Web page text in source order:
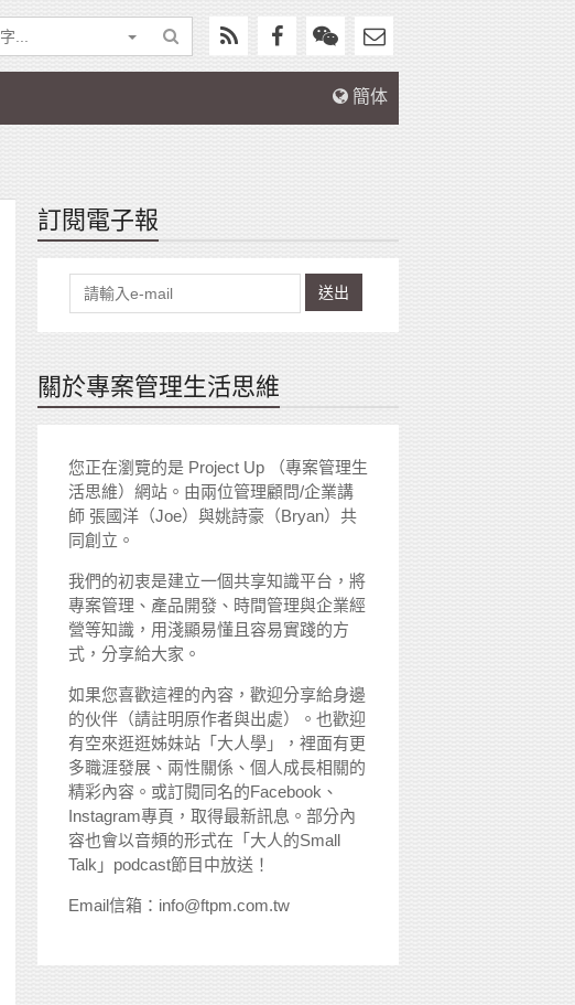
簡体
訂閱電子報
送出
關於專案管理生活思維
您正在瀏覽的是 Project Up （專案管理生
活思維）網站。由兩位管理顧問/企業講
師 張國洋（Joe）與姚詩豪（Bryan）共
同創立。
我們的初衷是建立一個共享知識平台，將
專案管理、產品開發、時間管理與企業經
營等知識，用淺顯易懂且容易實踐的方
式，分享給大家。
如果您喜歡這裡的內容，歡迎分享給身邊
的伙伴（請註明原作者與出處）。也歡迎
有空來逛逛姊妹站「大人學」，裡面有更
多職涯發展、兩性關係、個人成長相關的
精彩內容。或訂閱同名的Facebook、
Instagram專頁，取得最新訊息。部分內
容也會以音頻的形式在「大人的Small
Talk」podcast節目中放送！
Email信箱：info@ftpm.com.tw